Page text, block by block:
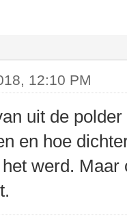
12:10 PM
uit de
en hoe
werd.